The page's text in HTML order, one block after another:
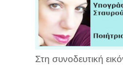
Στη συνοδευτική